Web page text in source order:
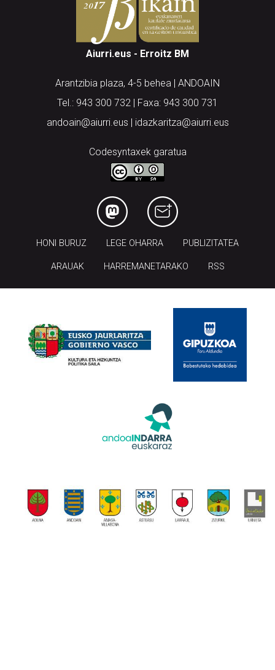
Aiurri.eus - Erroitz BM
Arantzibia plaza, 4-5 behea | ANDOAIN
Tel.: 943 300 732 | Faxa: 943 300 731
andoain@aiurri.eus | idazkaritza@aiurri.eus
Codesyntaxek garatua
HONI BURUZ LEGE OHARRA PUBLIZITATEA
ARAUAK HARREMANETARAKO RSS